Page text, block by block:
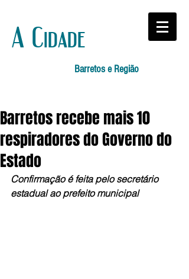
A Cidade
Barretos e Região
Barretos recebe mais 10
respiradores do Governo do
Estado
Confirmação é feita pelo secretário
estadual ao prefeito municipal